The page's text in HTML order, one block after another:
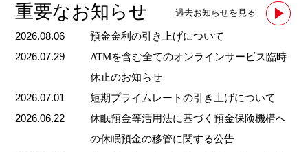
重要なお知らせ 過去お知らせを見る
2026.08.06
預金金利の引き上げについて
2026.07.29
ATMを含む全てのオンラインサービス臨時
休止のお知らせ
2026.07.01
短期プライムレートの引き上げについて
2026.06.22
休眠預金等活用法に基づく預金保険機構へ
の休眠預金の移管に関する公告